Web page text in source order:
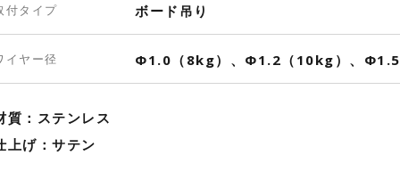
付タイプ ボード吊り
イヤー径 Φ1.0（8kg）、Φ1.2（10kg）、
質：ステンレス
上げ：サテン